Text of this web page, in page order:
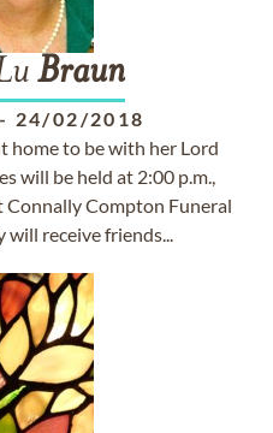
Braun
- 24/02/2018
home to be with her Lord
will be held at 2:00 p.m.,
Connally Compton Funeral
will receive friends...